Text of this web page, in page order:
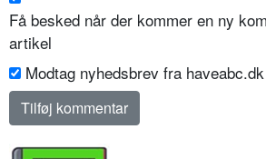
Få besked når der kommer en ny
artikel
Modtag nyhedsbrev fra haveabc.dk